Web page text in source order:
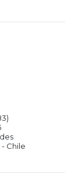
Chile